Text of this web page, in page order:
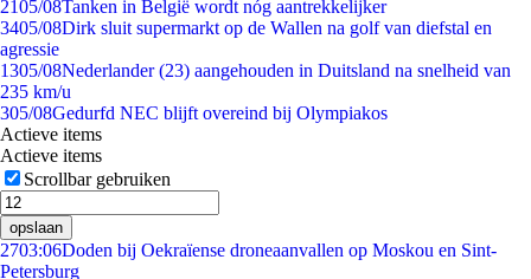
2105/08Tanken in België wordt nóg aantrekkelijker
3405/08Dirk sluit supermarkt op de Wallen na golf van diefstal en
agressie
1305/08Nederlander (23) aangehouden in Duitsland na snelheid van
235 km/u
305/08Gedurfd NEC blijft overeind bij Olympiakos
Actieve items
Actieve items
Scrollbar gebruiken
opslaan
2703:06Doden bij Oekraïense droneaanvallen op Moskou en Sint-
Petersburg